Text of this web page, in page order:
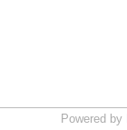
Powered by